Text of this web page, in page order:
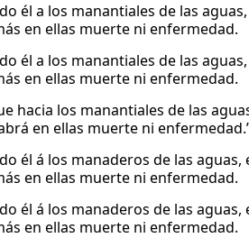
él a los manantiales de las
en ellas muerte ni enfermedad.
él a los manantiales de las
en ellas muerte ni enfermedad.
hacia los manantiales de las
en ellas muerte ni
él á los manaderos de las
en ellas muerte ni enfermedad.
él á los manaderos de las
en ellas muerte ni enfermedad.